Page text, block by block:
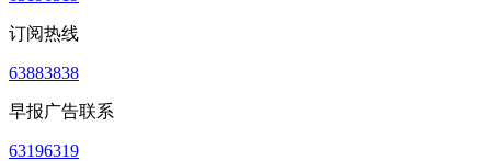
订阅热线
63883838
早报广告联系
63196319